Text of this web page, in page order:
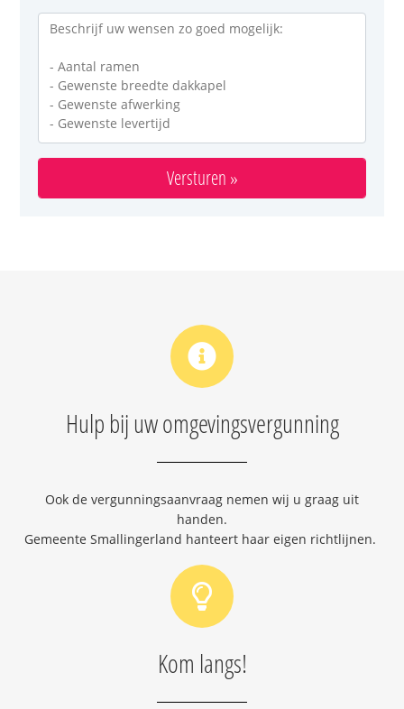
Hulp bij uw omgevingsvergunning
Ook de vergunningsaanvraag nemen wij u graag uit
handen.
Gemeente Smallingerland hanteert haar eigen richtlijnen.
Kom langs!